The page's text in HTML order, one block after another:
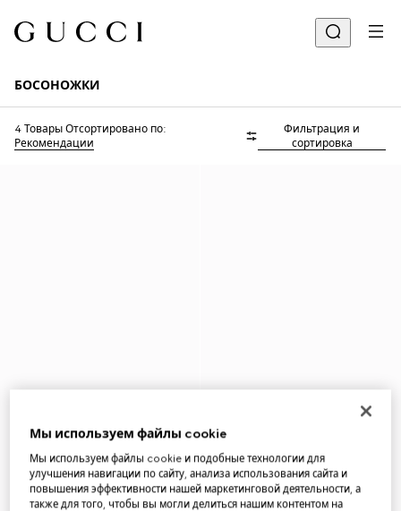
БОСОНОЖКИ
4 Товары Отсортировано по:
Рекомендации
Фильтрация и
сортировка
Мы используем файлы cookie
Мы используем файлы cookie и подобные технологии для
улучшения навигации по сайту, анализа использования сайта и
повышения эффективности нашей маркетинговой деятельности, а
также для того, чтобы вы могли делиться нашим контентом на